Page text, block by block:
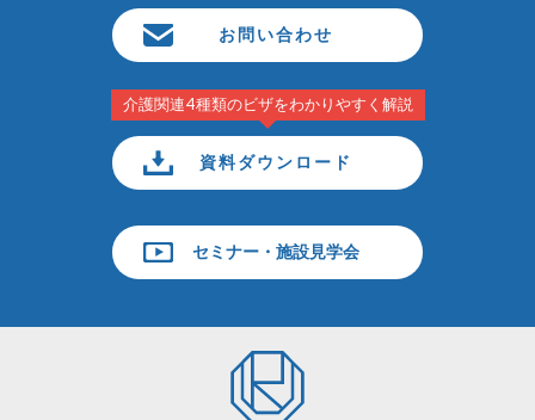
お問い合わせ
介護関連4種類のビザをわかりやすく解説
資料ダウンロード
セミナー・施設見学会